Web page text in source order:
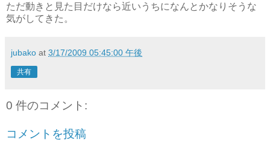
ただ動きと見た目だけなら近いうちになんとかなりそうな
気がしてきた。
jubako at 3/17/2009 05:45:00 午後
共有
0 件のコメント:
コメントを投稿